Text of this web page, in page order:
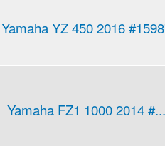
Yamaha YZ 450 2016
Yamaha FZ1 1000 2014 #...